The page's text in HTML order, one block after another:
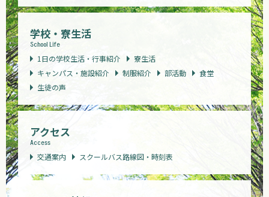
学校・寮生活
School Life
1日の学校生活・行事紹介
寮生活
キャンパス・施設紹介
制服紹介 部活動
食堂
生徒の声
アクセス
Access
交通案内
スクールバス路線図・時刻表